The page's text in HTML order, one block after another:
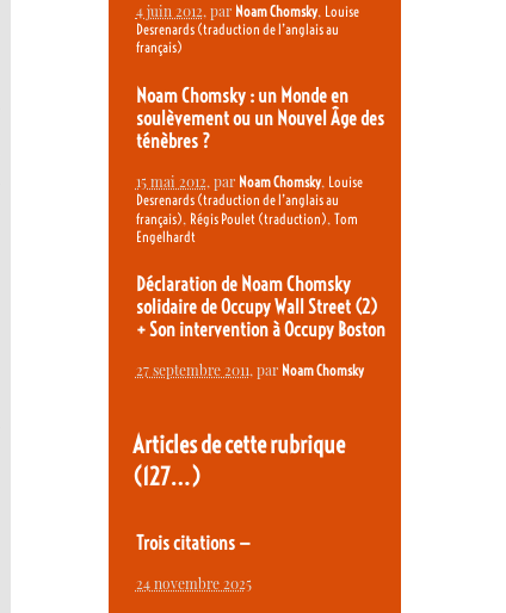
4 juin 2012, par Noam Chomsky, Louise
Desrenards (traduction de l’anglais au
français)
Noam Chomsky : un Monde en
soulèvement ou un Nouvel Âge des
ténèbres ?
15 mai 2012, par Noam Chomsky, Louise
Desrenards (traduction de l’anglais au
français), Régis Poulet (traduction), Tom
Engelhardt
Déclaration de Noam Chomsky
solidaire de Occupy Wall Street (2)
+ Son intervention à Occupy Boston
27 septembre 2011, par Noam Chomsky
Articles de cette rubrique
(127…)
Trois citations —
24 novembre 2025